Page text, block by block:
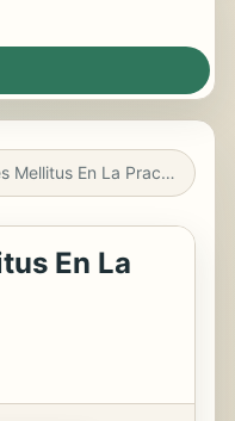
La Diabetes Mellitus En La Practica Clinica
En La